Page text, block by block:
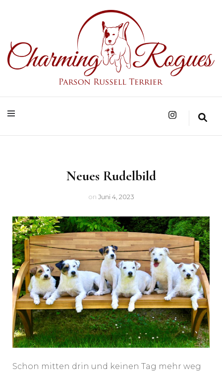
Charming Rogues
Neues Rudelbild
on Juni 4, 2023
Schon mitten drin und keinen Tag mehr weg